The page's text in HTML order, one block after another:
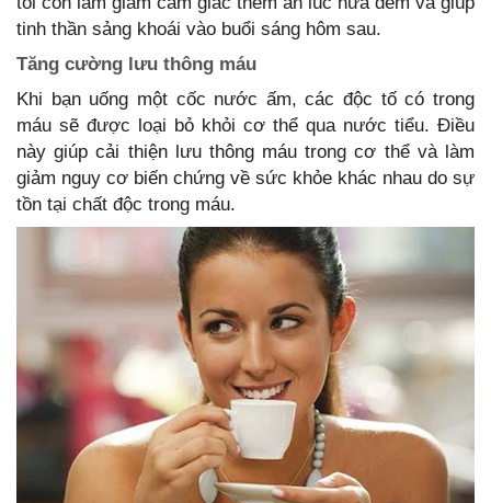
tinh thần sảng khoái vào buổi sáng hôm sau.
Tăng cường lưu thông máu
Khi bạn uống một cốc nước ấm, các độc tố có trong
máu sẽ được loại bỏ khỏi cơ thể qua nước tiểu. Điều
này giúp cải thiện lưu thông máu trong cơ thể và làm
giảm nguy cơ biến chứng về sức khỏe khác nhau do sự
tồn tại chất độc trong máu.